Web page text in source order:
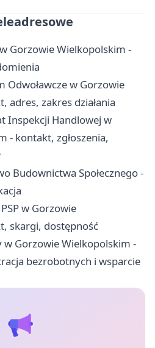
Gorzowie Wielkopolskim -
Odwoławcze w Gorzowie
adres, zakres działania
Inspekcji Handlowej w
- kontakt, zgłoszenia,
Budownictwa Społecznego -
w Gorzowie
skargi, dostępność
w Gorzowie Wielkopolskim -
bezrobotnych i wsparcie